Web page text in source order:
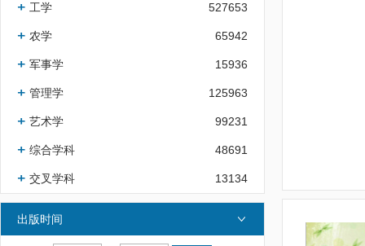
工学 527653
农学 65942
军事学 15936
管理学 125963
艺术学 99231
综合学科 48691
交叉学科 13134
出版时间